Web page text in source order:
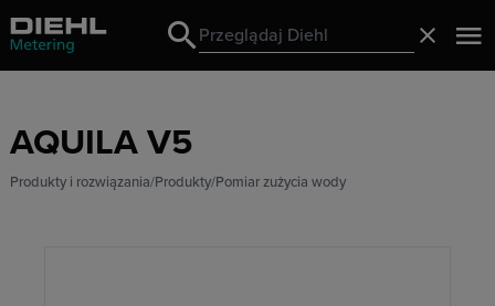
Search
Search
AQUILA V5
Produkty i rozwiązania Produkty Pomiar zużycia wody